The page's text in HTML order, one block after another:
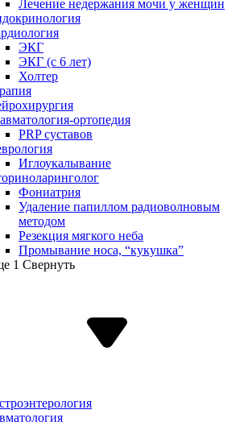
Лечение недержания мочи у женщин
ЭКГ
ЭКГ (с 6 лет)
Холтер
ортопедия
PRP суставов
Иглоукалывание
Фониатрия
Удаление папиллом радиоволновым
методом
Резекция мягкого неба
Промывание носа, “кукушка”
1 Свернуть